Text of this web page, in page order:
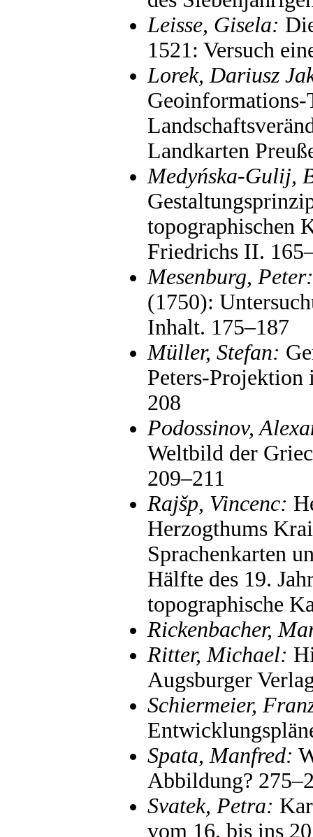
Leisse, Gisela:
1521: Versuch
Lorek, Dariusz
Geoinformations-
Landkarten
Medyńska-Gulij,
topographischen
Friedrichs II.
Mesenburg, Peter:
(1750):
Inhalt. 175–187
Müller, Stefan:
Peters-Projektion
208
Podossinov,
Weltbild der
209–211
Rajšp, Vincenc:
Herzogthums
Sprachenkarten
Hälfte des 19.
topographische
Rickenbacher,
Ritter, Michael:
Augsburger
Schiermeier,
Spata, Manfred:
Abbildung?
Svatek, Petra:
vom 16. bis ins